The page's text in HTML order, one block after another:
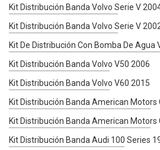
Kit Distribución Banda Volvo Serie V
Kit Distribución Banda Volvo Serie V
Kit De Distribución Con Bomba De Agua
Kit Distribución Banda Volvo V50 2006
Kit Distribución Banda Volvo V60 2015
Kit Distribución Banda American Motors
Kit Distribución Banda American Motors
Kit Distribución Banda Audi 100 Series